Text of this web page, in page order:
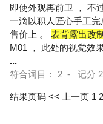
即使外观再前卫 ， 不
一滴以职人匠心手工
售价上 。 表背露出改
M01 ， 此处的视觉效
...
符合词目： 2 - 记分
结果页码 << 上一页 1 2